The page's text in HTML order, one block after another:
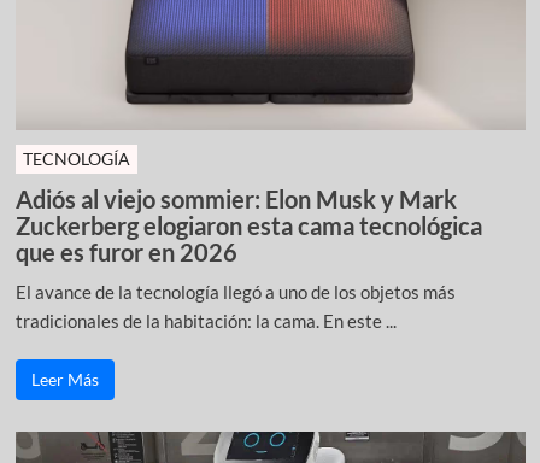
TECNOLOGÍA
Adiós al viejo sommier: Elon Musk y Mark
Zuckerberg elogiaron esta cama tecnológica
que es furor en 2026
El avance de la tecnología llegó a uno de los objetos más
tradicionales de la habitación: la cama. En este ...
Leer Más